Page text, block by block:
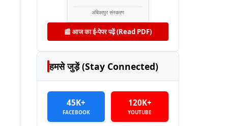
अंबिकापुर संस्करण
📰 आज का ई-पेपर पढ़ें (Read PDF)
हमसे जुड़ें (Stay Connected)
45K+
FACEBOOK
120K+
YOUTUBE